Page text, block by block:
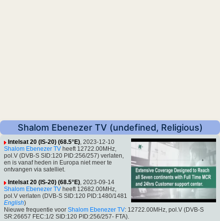
Shalom Ebenezer TV (undefined, Religious)
Intelsat 20 (IS-20) (68.5°E), 2023-12-10
Shalom Ebenezer TV heeft 12722.00MHz,
pol.V (DVB-S SID:120 PID:256/257) verlaten,
en is vanaf heden in Europa niet meer te
ontvangen via satelliet.
Intelsat 20 (IS-20) (68.5°E), 2023-09-14
Shalom Ebenezer TV heeft 12682.00MHz,
pol.V verlaten (DVB-S SID:120 PID:1480/1481
English)
Nieuwe frequentie voor Shalom Ebenezer TV: 12722.00MHz, pol.V (DVB-S
SR:26657 FEC:1/2 SID:120 PID:256/257- FTA).